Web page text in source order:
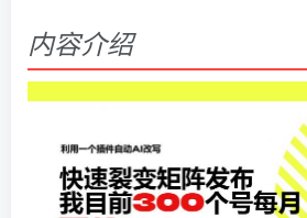
内容介绍